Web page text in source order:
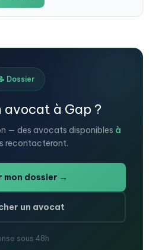
Dossier
avocat à Gap ?
— des avocats disponibles à
recontacteront.
mon dossier →
un avocat
sous 48h